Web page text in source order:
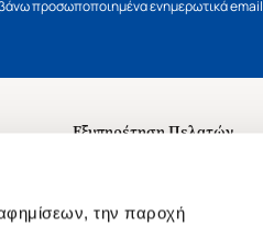
την παροχή
προσωποποιημένα ενημερωτικά email
Εξυπηρέτηση Πελατών